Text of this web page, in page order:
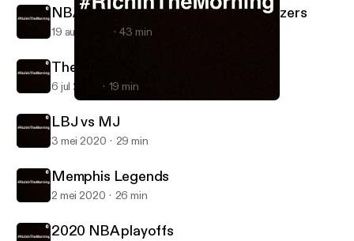
#RichInTheMorning
NBA PLAYOFFS 2020 Lakers vs Blazers
19 aug 2020 43 min
The NBA Returns
6 jul 2020 19 min
LBJ vs MJ
3 mei 2020 29 min
Memphis Legends
2 mei 2020 26 min
2020 NBA playoffs